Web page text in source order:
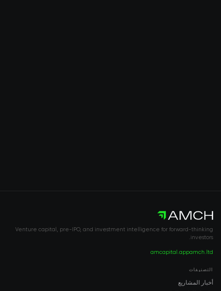
Venture capital, pre-IPO, and investment intelligence for forward-thinking
investors.
amch.ltd
amcapital.app
التصنيفات
أخبار المشاريع